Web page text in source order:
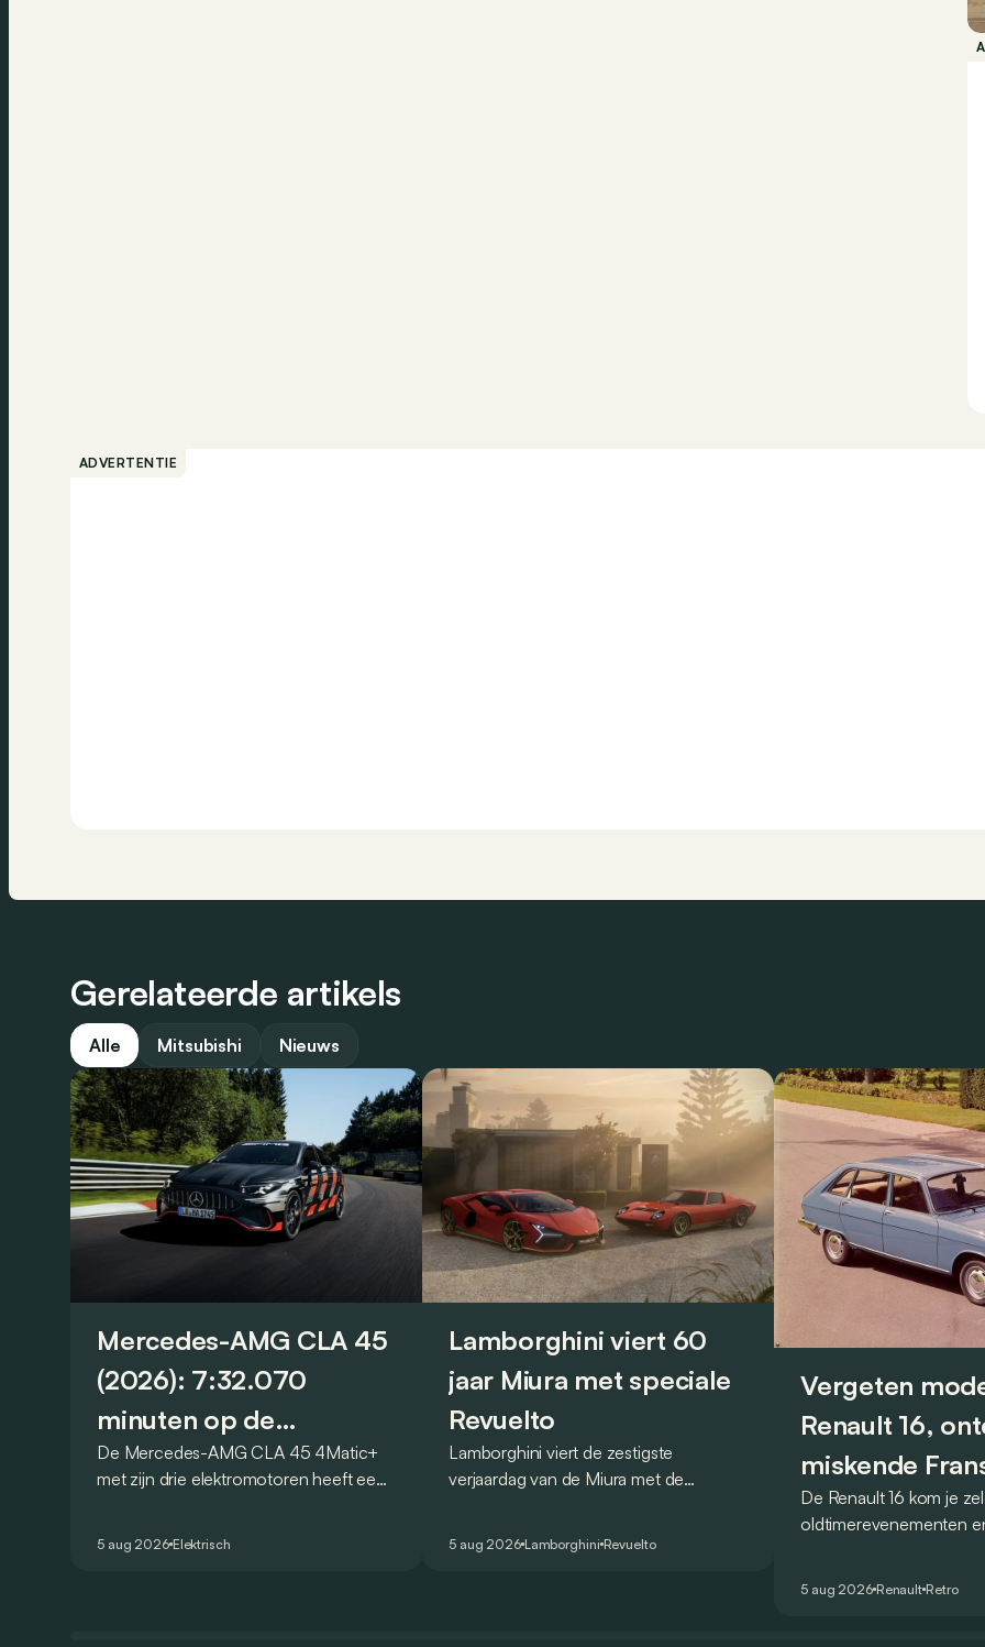
ADVERTENTIE
Gerelateerde artikels
Alle Mitsubishi Nieuws
Mercedes-AMG CLA 45
(2026): 7:32.070
minuten op de
Nürburgring
De Mercedes-AMG CLA 45 4Matic+
met zijn drie elektromotoren heeft een
record precies?
5 aug 2026 Elektrisch
Lamborghini viert 60
jaar Miura met speciale
Revuelto
Lamborghini viert de zestigste
verjaardag van de Miura met de
brengt aan wat algemeen wordt
5 aug 2026 Lamborghini Revuelto
Vergeten
Renault 16,
miskende
revolutionair
De Renault 16 kom je
oldtimerevenementen
hoofd gezien, maar
5 aug 2026 Renault Retro